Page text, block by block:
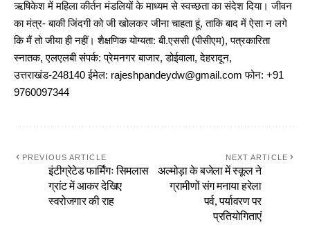
ऋषिकेश में महिला कीर्तन मंडलियों के माध्यम से स्वच्छता का संदेश दिया। जीवन
का मंत्र- बाकी जिंदगी को जी खोलकर जीना चाहता हूं, ताकि बाद में ऐसा न लगे
कि मैं तो जीया ही नहीं। शैक्षणिक योग्यता: बी.एससी (पीसीएम), पत्रकारिता
स्नातक, एलएलबी संपर्क: प्रेमनगर बाजार, डोईवाला, देहरादून,
उत्तराखंड-248140 ईमेल: rajeshpandeydw@gmail.com फोन: +91
9760097344
PREVIOUS ARTICLE
इंटीग्रेटेड फार्मिंगः सिमलास
ग्रांट में आकर देखिए
स्वरोजगार की राह
NEXT ARTICLE
अल्मोड़ा के बजेला में स्कूल ने
ग्रामीणों संग मनाया हरेला
पर्व, पर्यावरण पर
प्रतियोगिताएं